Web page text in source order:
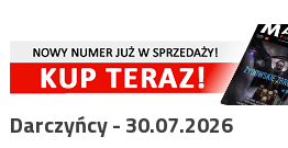
Darczyńcy - 30.07.2026